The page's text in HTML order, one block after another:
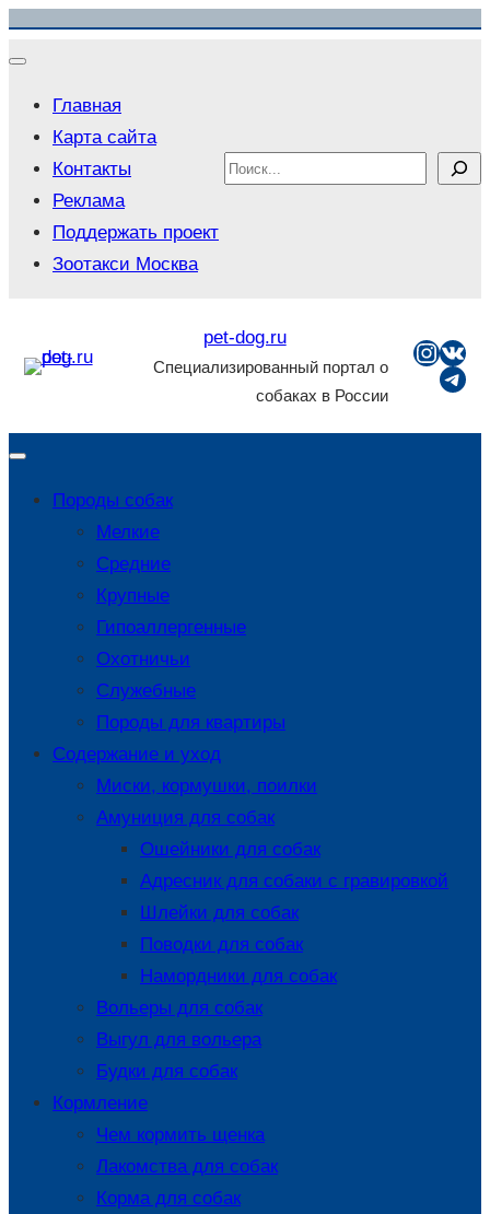
Перейти
к
Главная
Карта сайта
Контакты
Реклама
Поддержать проект
Зоотакси Москва
Search
pet-dog.ru
Специализированный портал о
собаках в России
Породы собак
Мелкие
Средние
Крупные
Гипоаллергенные
Охотничьи
Служебные
Породы для квартиры
Содержание и уход
Миски, кормушки, поилки
Амуниция для собак
Ошейники для собак
Адресник для собаки с гравировкой
Шлейки для собак
Поводки для собак
Намордники для собак
Вольеры для собак
Выгул для вольера
Будки для собак
Кормление
Чем кормить щенка
Лакомства для собак
Корма для собак